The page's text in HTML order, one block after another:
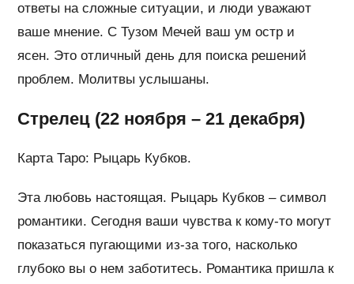
ответы на сложные ситуации, и люди уважают
ваше мнение. С Тузом Мечей ваш ум остр и
ясен. Это отличный день для поиска решений
проблем. Молитвы услышаны.
Стрелец (22 ноября – 21 декабря)
Карта Таро: Рыцарь Кубков.
Эта любовь настоящая. Рыцарь Кубков – символ
романтики. Сегодня ваши чувства к кому-то могут
показаться пугающими из-за того, насколько
глубоко вы о нем заботитесь. Романтика пришла к